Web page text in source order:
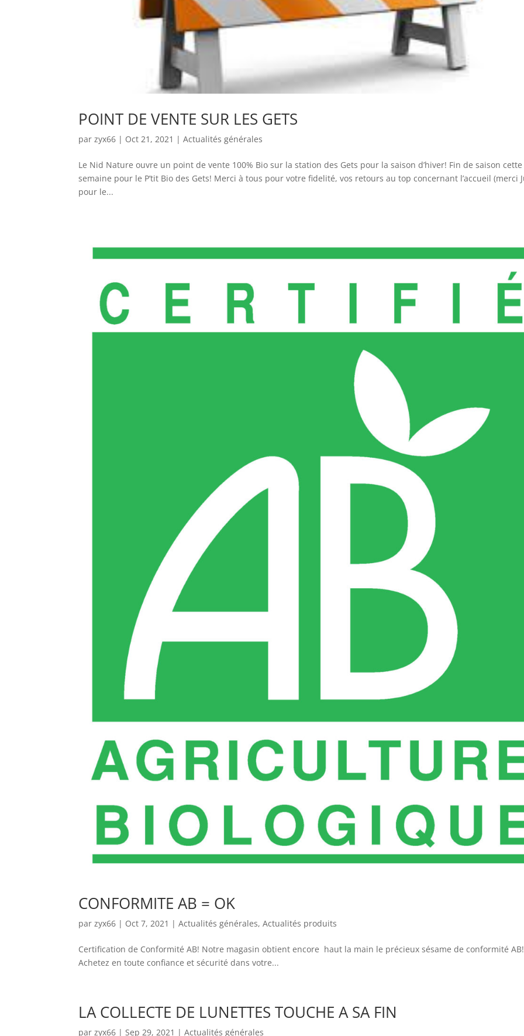
POINT DE VENTE SUR LES GETS
parzyx66 | Oct 21, 2021 |Actualités générales
Le Nid Nature ouvre un point de vente 100% Bio sur la station des Gets pour la saison d’hiver! Fin de saison cette
semaine pour le P’tit Bio des Gets! Merci à tous pour votre fidelité, vos retours au top concernant l’accueil (merci
pour le...
CONFORMITE AB = OK
parzyx66 | Oct 7, 2021 |Actualités générales,Actualités produits
Certification de Conformité AB! Notre magasin obtient encore haut la main le précieux sésame de conformité AB!
Achetez en toute confiance et sécurité dans votre...
LA COLLECTE DE LUNETTES TOUCHE A SA FIN
parzyx66 | Sep 29, 2021 |Actualités générales